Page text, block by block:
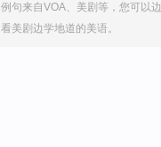
例句来自VOA、美剧等，您可以边
看美剧边学地道的美语。